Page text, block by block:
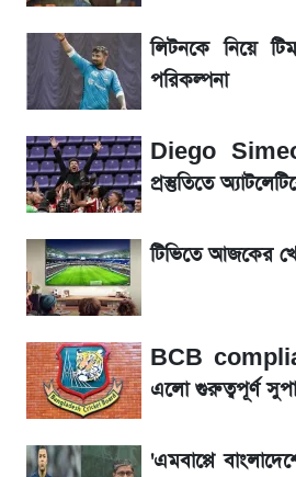
তাপমাত্রা নিয়ে নতুন পূর্বাভাস
৬ আগস্ট দেশের বাজারে স্বর্ণের দাম
রবির বড় সাফল্য! আয় কম
গ্রাহক বৃদ্ধি
শেয়ার বিজকে লিগ্যাল নোটিশ
বিতর্ক
সৌদিতে বাংলাদেশিদের
নিয়ম
লিটনকে নিয়ে
পরিকল্পনা
Diego
প্রস্তুতিতে
টিভিতে আজকের
BCB
এলো গুরুত্বপূর্ণ
'এমবাপ্পে